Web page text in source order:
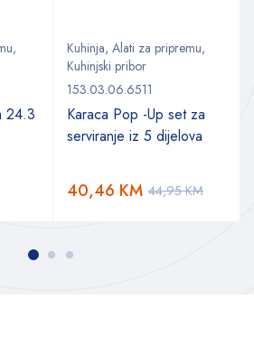
,
24.3
Kuhinja, Alati za pripremu,
Kuhinjski pribor
153.03.06.6511
Karaca Pop -Up set za
serviranje iz 5 dijelova
44,95KM
40,46 KM